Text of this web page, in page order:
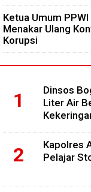
Ketua Umum
Menakar Ulang
Korupsi
Dinsos
Liter Air
Kapolres
Pelajar